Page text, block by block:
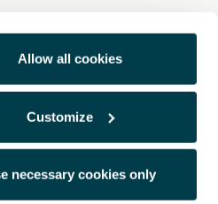
Allow all cookies
Customize
necessary cookies only